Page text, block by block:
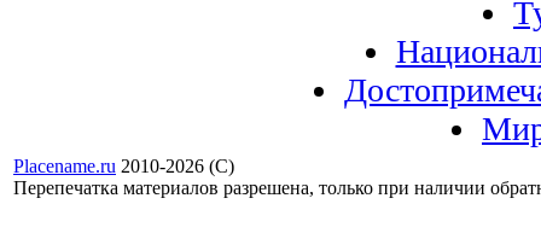
Placename.ru 2010-2026 (С)
Перепечатка материалов разрешена, только при наличии